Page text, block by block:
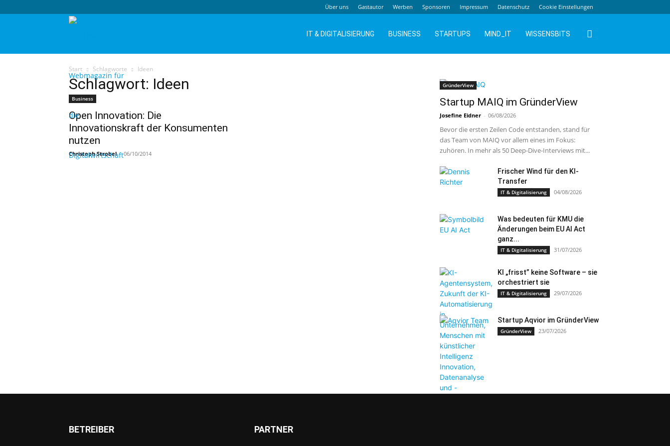
Über uns Gastautor Werben Sponsoren Impressum Datenschutz Cookie Einstellungen
IT & DIGITALISIERUNG BUSINESS STARTUPS MIND_IT WISSENSBITS
Start Schlagworte Ideen
Schlagwort: Ideen
Business
Open Innovation: Die
Innovationskraft der Konsumenten
nutzen
Christoph Strobel - 06/10/2014
GründerView
Startup MAIQ im GründerView
Josefine Eidner - 06/08/2026
Bevor die ersten Zeilen Code entstanden, stand für
das Team von MAIQ vor allem eines im Fokus:
zuhören. In mehr als 50 Deep-Dive-Interviews mit...
Frischer Wind für den KI-
Transfer
IT & Digitalisierung 04/08/2026
Was bedeuten für KMU die
Änderungen beim EU AI Act
ganz...
IT & Digitalisierung 31/07/2026
KI „frisst” keine Software – sie
orchestriert sie
IT & Digitalisierung 29/07/2026
Startup Aqvior im GründerView
GründerView 23/07/2026
BETREIBER PARTNER